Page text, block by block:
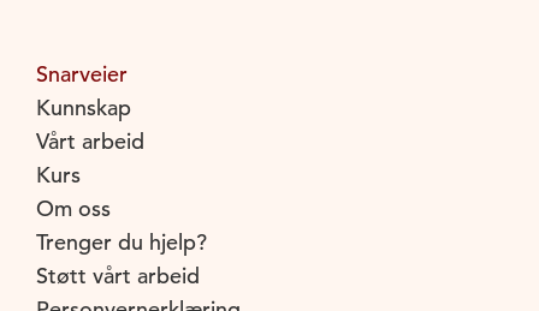
Snarveier
Kunnskap
Vårt arbeid
Kurs
Om oss
Trenger du hjelp?
Støtt vårt arbeid